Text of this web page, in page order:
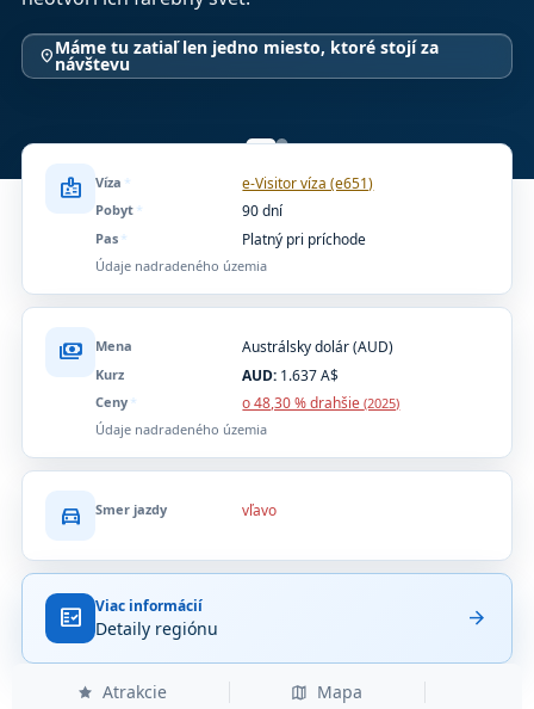
location_onMáme tu zatiaľ len jedno miesto, ktoré stojí za
návštevu
badge Víza * e-Visitor víza (e651)
Pobyt * 90 dní
Pas * Platný pri príchode
Údaje nadradeného územia
payments Mena Austrálsky dolár (AUD)
Kurz AUD: 1.637 A$
Ceny * o 48,30 % drahšie(2025)
Údaje nadradeného územia
directions_car Smer jazdy vľavo
fact_check Viac informácií
Detaily regiónu arrow_forward
Atrakcie Mapa